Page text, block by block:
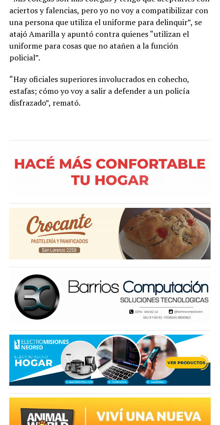
aciertos y falencias, pero yo no voy a compatibilizar con
una persona que utiliza el uniforme para delinquir”, se
atajó Amarilla y apuntó contra quienes “utilizan el
uniforme para cosas que no atañen a la función
policial”.
“Hay oficiales superiores involucrados en cohecho,
estafas; cómo yo voy a salir a defender a un policía
disfrazado”, remató.